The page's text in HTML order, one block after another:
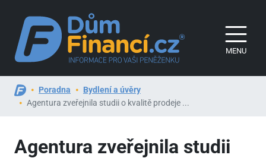
MENU
Poradna
Bydlení a úvěry
Agentura zveřejnila studii o kvalitě prodeje ...
Agentura zveřejnila studii